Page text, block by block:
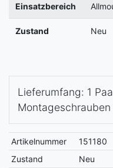
Einsatzbereich
Zustand Neu
Lieferumfang: 1
Montageschrauben
Artikelnummer
151180
Zustand
Neu